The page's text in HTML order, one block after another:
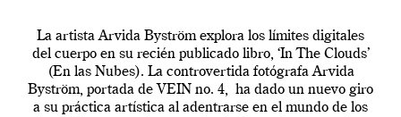
La artista Arvida Byström explora los límites digitales
del cuerpo en su recién publicado libro, ‘In The Clouds’
(En las Nubes). La controvertida fotógrafa Arvida
Byström, portada de VEIN no. 4, ha dado un nuevo giro
a su práctica artística al adentrarse en el mundo de los